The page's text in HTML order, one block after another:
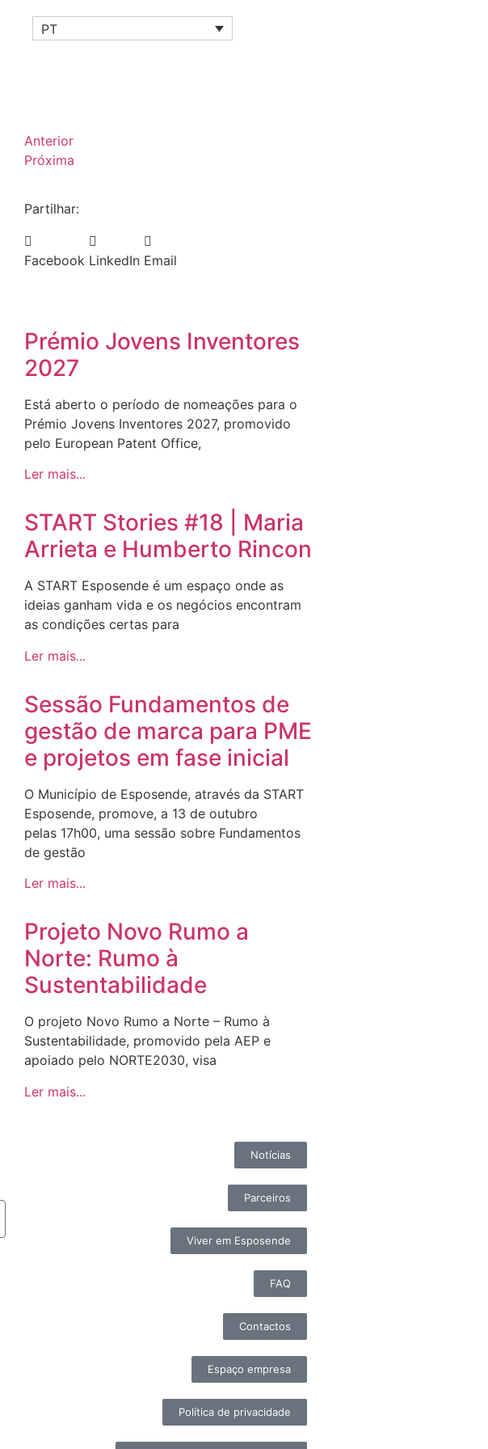
PT
Anterior
Próxima
Partilhar:
Facebook LinkedIn Email
Prémio Jovens Inventores
2027
Está aberto o período de nomeações para o
Prémio Jovens Inventores 2027, promovido
pelo European Patent Office,
Ler mais...
START Stories #18 | Maria
Arrieta e Humberto Rincon
A START Esposende é um espaço onde as
ideias ganham vida e os negócios encontram
as condições certas para
Ler mais...
Sessão Fundamentos de
gestão de marca para PME
e projetos em fase inicial
O Município de Esposende, através da START
Esposende, promove, a 13 de outubro
pelas 17h00, uma sessão sobre Fundamentos
de gestão
Ler mais...
Projeto Novo Rumo a
Norte: Rumo à
Sustentabilidade
O projeto Novo Rumo a Norte – Rumo à
Sustentabilidade, promovido pela AEP e
apoiado pelo NORTE2030, visa
Ler mais...
Notícias
Parceiros
Viver em Esposende
FAQ
Contactos
Espaço empresa
Política de privacidade